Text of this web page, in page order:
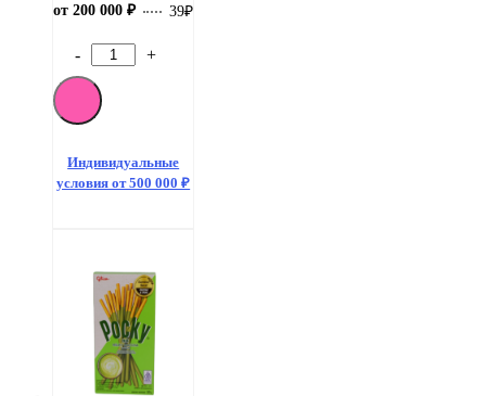
от 200 000 ₽
39₽
Количество
товара
Pocky
Cookies
Oreo
МИНИ
- +
Индивидуальные
условия от 500 000 ₽